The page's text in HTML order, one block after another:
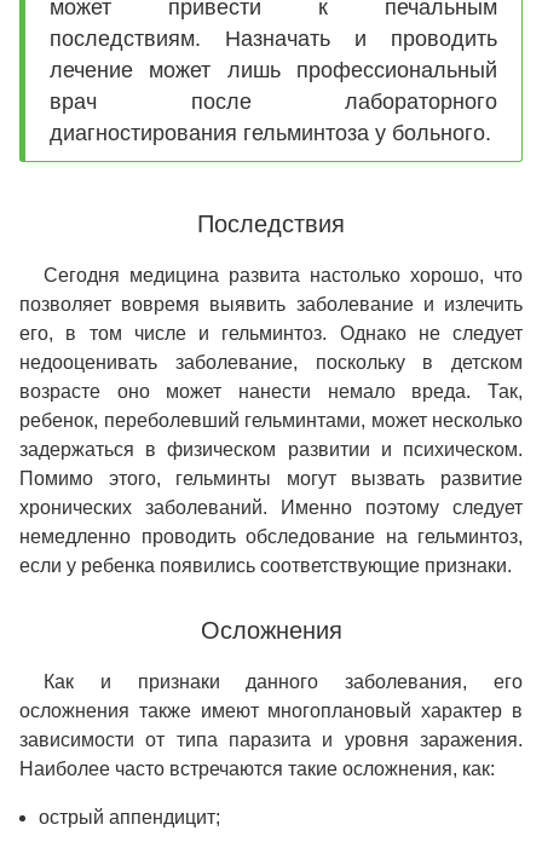
может привести к печальным
последствиям. Назначать и проводить
лечение может лишь профессиональный
врач после лабораторного
диагностирования гельминтоза у больного.
Последствия
Сегодня медицина развита настолько хорошо, что
позволяет вовремя выявить заболевание и излечить
его, в том числе и гельминтоз. Однако не следует
недооценивать заболевание, поскольку в детском
возрасте оно может нанести немало вреда. Так,
ребенок, переболевший гельминтами, может несколько
задержаться в физическом развитии и психическом.
Помимо этого, гельминты могут вызвать развитие
хронических заболеваний. Именно поэтому следует
немедленно проводить обследование на гельминтоз,
если у ребенка появились соответствующие признаки.
Осложнения
Как и признаки данного заболевания, его
осложнения также имеют многоплановый характер в
зависимости от типа паразита и уровня заражения.
Наиболее часто встречаются такие осложнения, как:
острый аппендицит;